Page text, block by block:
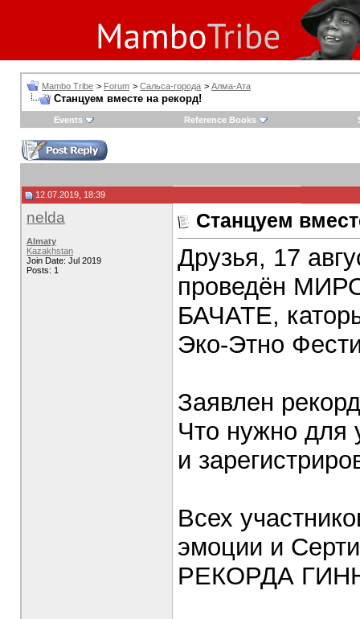
Mambo Tribe > Forum > Сальса-города > Алма-Ата
Станцуем вместе на рекорд!
Events Reference Books
12.07.2019, 18:39
nelda
Almaty
Kazakhstan
Join Date: Jul 2019
Posts: 1
Станцуем
Друзья, 17
проведён
БАЧАТЕ,
Эко-Этно
Заявлен
Что нужно для
и
Всех
эмоции и
РЕКОРДА